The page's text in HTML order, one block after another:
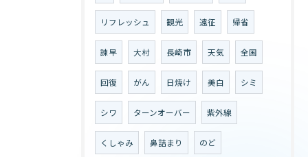
リフレッシュ 観光 遠征 帰省
諫早 大村 長崎市 天気 全国
回復 がん 日焼け 美白 シミ
シワ ターンオーバー 紫外線
くしゃみ 鼻詰まり のど